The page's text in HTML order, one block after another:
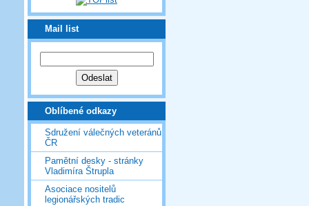
Mail list
Oblíbené odkazy
Sdružení válečných veteránů
ČR
Pamětní desky - stránky
Vladimíra Štrupla
Asociace nositelů
legionářských tradic